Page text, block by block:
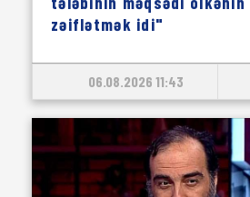
zəiflətmək idi"
06.08.2026 11:43